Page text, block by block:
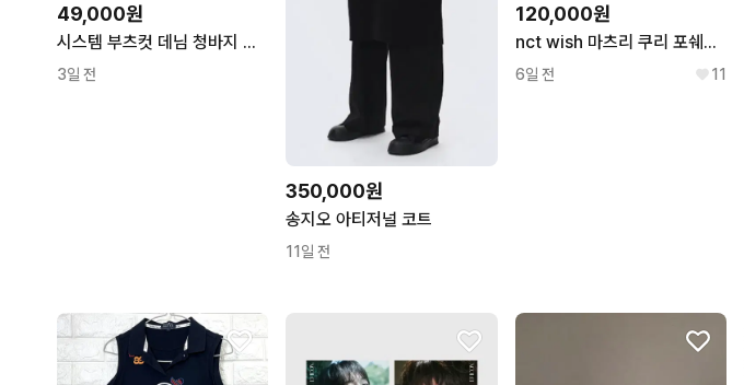
49,000원
시스템 부츠컷 데님 청바지 라이트블루
3일 전
350,000원
송지오 아티저널 코트
11일 전
120,000원
nct wish 마츠리 쿠리 포쉐트 파우치
6일 전 11